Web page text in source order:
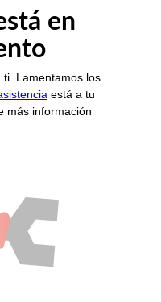
en
ti. Lamentamos los
está a tu
más información